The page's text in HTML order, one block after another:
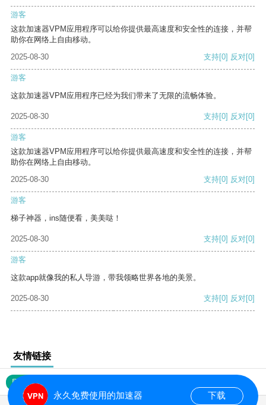
游客
这款加速器VPM应用程序可以给你提供最高速度和安全性的连接，并帮
助你在网络上自由移动。
2025-08-30
支持[0] 反对[0]
游客
这款加速器VPM应用程序已经为我们带来了无限的流畅体验。
2025-08-30 支持[0] 反对[0]
游客
这款加速器VPM应用程序可以给你提供最高速度和安全性的连接，并帮
助你在网络上自由移动。
2025-08-30
支持[0] 反对[0]
游客
梯子神器，ins随便看，美美哒！
2025-08-30 支持[0] 反对[0]
游客
这款app就像我的私人导游，带我领略世界各地的美景。
2025-08-30 支持[0] 反对[0]
友情链接
网站地图
永久免费使用的加速器 下载